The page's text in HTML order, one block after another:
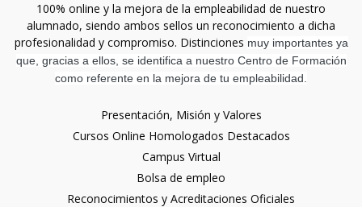
100% online y la mejora de la empleabilidad de nuestro
alumnado, siendo ambos sellos un reconocimiento a dicha
profesionalidad y compromiso. Distinciones muy importantes ya
que, gracias a ellos, se identifica a nuestro Centro de Formación
como referente en la mejora de tu empleabilidad.
Presentación, Misión y Valores
Cursos Online Homologados Destacados
Campus Virtual
Bolsa de empleo
Reconocimientos y Acreditaciones Oficiales